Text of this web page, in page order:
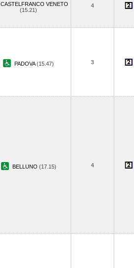
CASTELFRANCO VENETO
(15.21)
4
PADOVA(15.47) 3
BELLUNO (17.15) 4